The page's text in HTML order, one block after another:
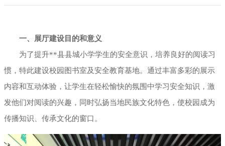
一、展厅建设目的和意义
为了提升**县县城小学学生的安全意识，培养良好的阅读习
惯，特此建设校园图书室及安全教育基地。通过丰富多彩的展示
内容和互动体验，让学生在轻松愉快的氛围中学习安全知识，激
发他们对阅读的兴趣，同时弘扬当地民族文化特色，使校园成为
传播知识、传承文化的窗口。